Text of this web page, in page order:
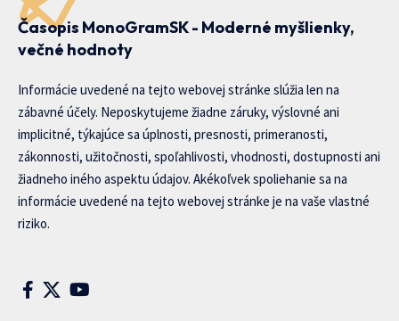
Časopis MonoGramSK - Moderné myšlienky,
večné hodnoty
Informácie uvedené na tejto webovej stránke slúžia len na
zábavné účely. Neposkytujeme žiadne záruky, výslovné ani
implicitné, týkajúce sa úplnosti, presnosti, primeranosti,
zákonnosti, užitočnosti, spoľahlivosti, vhodnosti, dostupnosti ani
žiadneho iného aspektu údajov. Akékoľvek spoliehanie sa na
informácie uvedené na tejto webovej stránke je na vaše vlastné
riziko.